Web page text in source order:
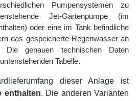
Pumpensystemen zu
Jet-Gartenpumpe (im
oder eine im Tank befindliche
das gespeicherte Regenwasser an
Die genauen technischen Daten
Tabelle.
dieser Anlage ist
enthalten. Die anderen Varianten